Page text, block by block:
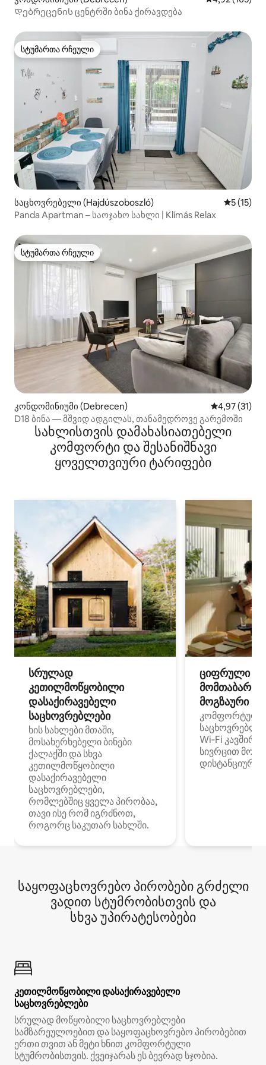
Დებრეცენის ცენტრში ბინა ქირავდება
სტუმართა რჩეული
სტუმართა რჩეული
საცხოვრებელი (Hajdúszoboszló) საშუალო
5 (15)
Panda Apartman – საოჯახო სახლი | Klímás Relax
სტუმართა რჩეული
სტუმართა რჩეული
კონდომინიუმი (Debrecen) საშუალო
4,97 (31)
D18 ბინა — მშვიდ ადგილას, თანამედროვე გარემოში
სახლისთვის დამახასიათებელი
კომფორტი და შესანიშნავი
ყოველთვიური ტარიფები
სრულად
კეთილმოწყობილი
დასაქირავებელი
საცხოვრებლები
ხის სახლები მთაში,
მოსახერხებელი ბინები
ქალაქში და სხვა
კეთილმოწყობილი
დასაქირავებელი
საცხოვრებლები,
რომლებშიც ყველა პირობაა,
თავი ისე რომ იგრძნოთ,
როგორც საკუთარ სახლში.
ციფრული
მოგზაური
კომფორტული
Wi‑Fi
სივრცით
დისტანციური
საყოფაცხოვრებო პირობები გრძელი
ვადით სტუმრობისთვის და
სხვა უპირატესობები
კეთილმოწყობილი დასაქირავებელი
საცხოვრებლები
სრულად მოწყობილი საცხოვრებლები
სამზარეულოებით და საყოფაცხოვრებო პირობებით
ერთი თვით ან მეტი ხნით კომფორტული
სტუმრობისთვის. ქვეიჯარას ეს ბევრად სჯობია.